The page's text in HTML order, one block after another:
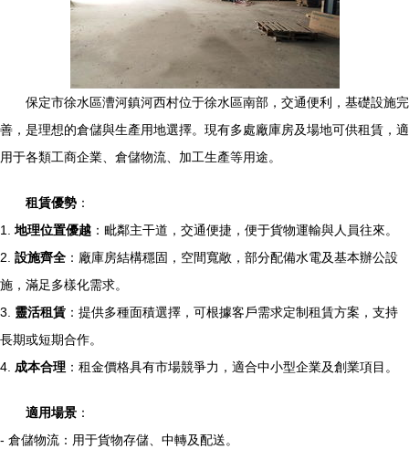
保定市徐水區漕河鎮河西村位于徐水區南部，交通便利，基礎設施完
善，是理想的倉儲與生產用地選擇。現有多處廠庫房及場地可供租賃，適
用于各類工商企業、倉儲物流、加工生產等用途。
租賃優勢 ：
1. 地理位置優越 ：毗鄰主干道，交通便捷，便于貨物運輸與人員往來。
2. 設施齊全 ：廠庫房結構穩固，空間寬敞，部分配備水電及基本辦公設
施，滿足多樣化需求。
3. 靈活租賃 ：提供多種面積選擇，可根據客戶需求定制租賃方案，支持
長期或短期合作。
4. 成本合理 ：租金價格具有市場競爭力，適合中小型企業及創業項目。
適用場景 ：
- 倉儲物流：用于貨物存儲、中轉及配送。